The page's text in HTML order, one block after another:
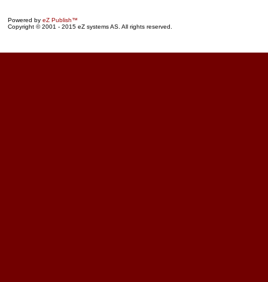
Powered by eZ Publish™
Copyright © 2001 - 2015 eZ systems AS. All rights reserved.